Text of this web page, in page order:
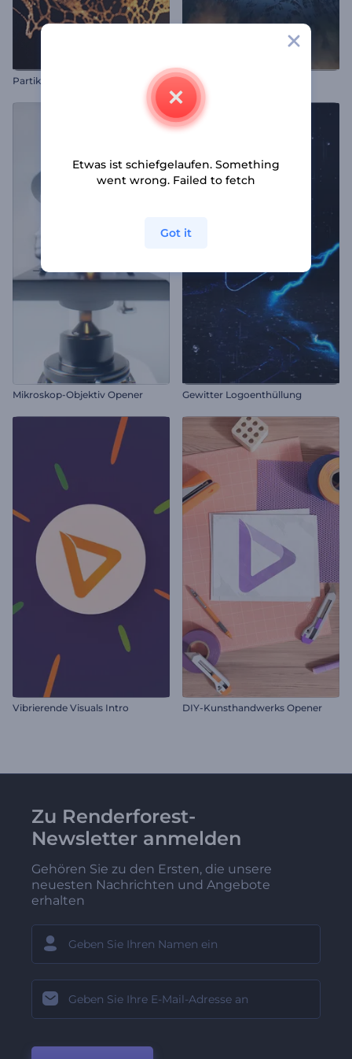
Partikelspritzer Intro Berggipfel Intro
Mikroskop-Objektiv Opener Gewitter Logoenthüllung
Vibrierende Visuals Intro DIY-Kunsthandwerks Opener
Zu Renderforest-
Newsletter anmelden
Gehören Sie zu den Ersten, die unsere
neuesten Nachrichten und Angebote
erhalten
Etwas ist schiefgelaufen. Something
went wrong. Failed to fetch
Got it